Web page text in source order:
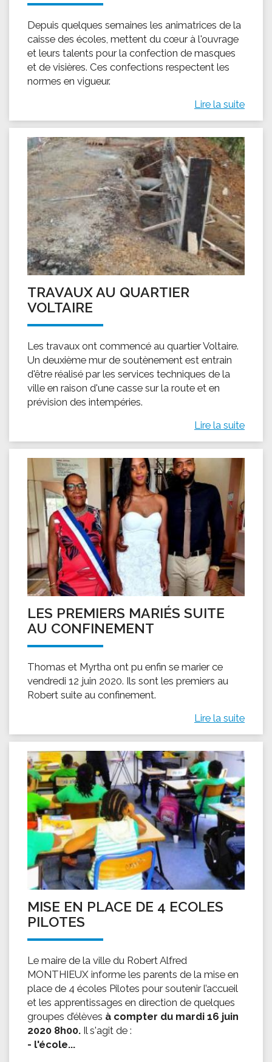
Depuis quelques semaines les animatrices de la
caisse des écoles, mettent du cœur à l'ouvrage
et leurs talents pour la confection de masques
et de visières. Ces confections respectent les
normes en vigueur.
Lire la suite
TRAVAUX AU QUARTIER
VOLTAIRE
Les travaux ont commencé au quartier Voltaire.
Un deuxième mur de soutènement est entrain
d'être réalisé par les services techniques de la
ville en raison d'une casse sur la route et en
prévision des intempéries.
Lire la suite
LES PREMIERS MARIÉS SUITE
AU CONFINEMENT
Thomas et Myrtha ont pu enfin se marier ce
vendredi 12 juin 2020. Ils sont les premiers au
Robert suite au confinement.
Lire la suite
MISE EN PLACE DE 4 ECOLES
PILOTES
Le maire de la ville du Robert Alfred
MONTHIEUX informe les parents de la mise en
place de 4 écoles Pilotes pour soutenir l’accueil
et les apprentissages en direction de quelques
groupes d’élèves à compter du mardi 16 juin
2020 8h00. Il s'agit de :
- l'école...